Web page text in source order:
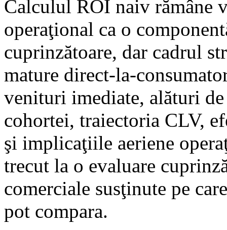
Calculul ROI naiv rămâne
operaţional ca o
cuprinzătoare, dar cadrul
mature direct-la-
venituri imediate, alături
cohortei, traiectoria CLV,
şi implicaţiile aeriene
trecut la o evaluare
comerciale susţinute pe
pot compara.